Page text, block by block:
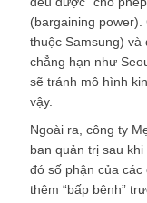
Vâng xin cám ơn
gặp nhiều may
anh nhé!
Về case WSB,
thích vì cả
toàn vào Công
đều được “cho
(bargaining